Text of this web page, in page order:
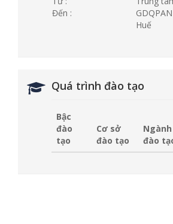
Đến :
Huế
Quá trình đào tạo
Bậc
đào
tạo
Cơ sở
đào tạo
Ngành
đào